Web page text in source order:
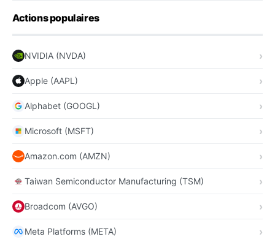
Actions populaires
NVIDIA (NVDA)
Apple (AAPL)
Alphabet (GOOGL)
Microsoft (MSFT)
Amazon.com (AMZN)
Taiwan Semiconductor Manufacturing (TSM)
Broadcom (AVGO)
Meta Platforms (META)